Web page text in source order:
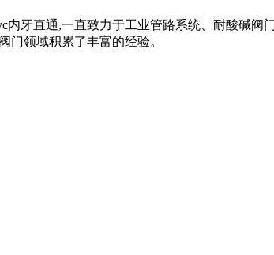
牙直通,一直致力于工业管路系统、耐酸碱阀
门领域积累了丰富的经验。